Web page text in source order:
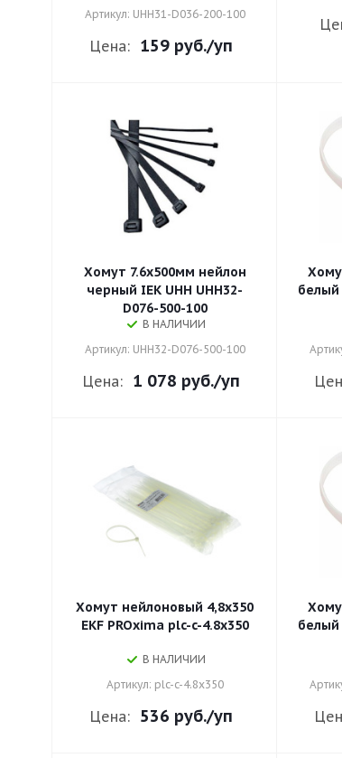
Артикул: UHH31-D036-200-100
Цена: 159 руб./уп
Хомут 7.6х500мм нейлон
черный IEK UHH UHH32-
D076-500-100
В НАЛИЧИИ
Артикул: UHH32-D076-500-100
Цена: 1 078 руб./уп
белый
Хомут нейлоновый 4,8х350
EKF PROxima plc-c-4.8x350
В НАЛИЧИИ
Артикул: plc-c-4.8x350
Цена: 536 руб./уп
белый